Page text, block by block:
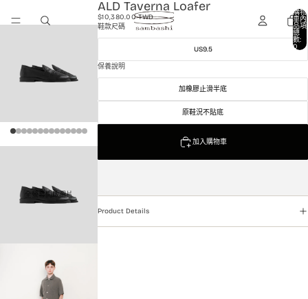
購物
車內
品項
總
數:
0
全螢幕開啟圖片
ALD Taverna Loafer
$10,380.00 TWD
鞋款尺碼
US9.5
保養說明
加橡膠止滑半底
原鞋況不貼底
加入購物車
Product Details